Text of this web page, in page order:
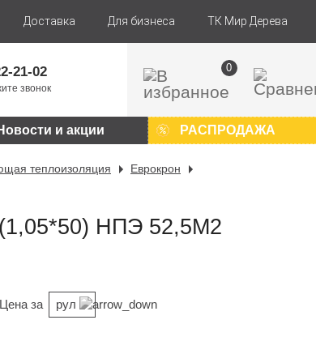
Доставка Для бизнеса ТК Мир Дерева
21-02
звонок
0
и акции РАСПРОДАЖА
теплоизоляция
Еврокрон
НПЭ 52,5М2
Цена за рул